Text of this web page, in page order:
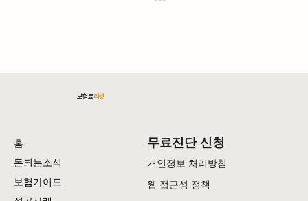
암보험료 절감 전략: 실용적인 방법 총정리
무료진단 신청
개인정보 처리방침
웹 접근성 정책
홈
돈되는소식
보험가이드
보험료리셋